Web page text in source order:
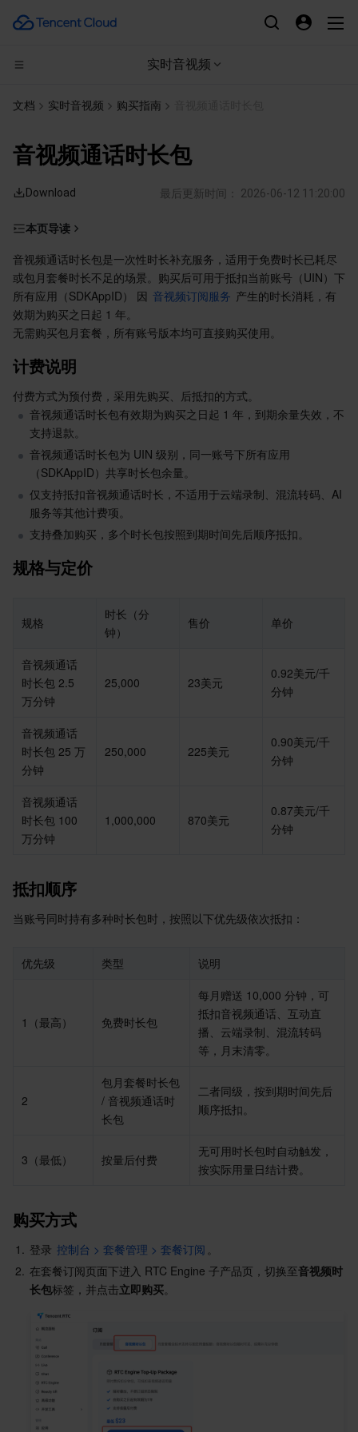
实时音视频
内容分发网络 CDN
DDoS 防护
安全加速 SCDN
多网聚合加速（腾讯云聚通）
云服务器
裸金属云服务器
GPU 云服务器
专用宿主机
弹性伸缩
自动化助手
高性能计算
高性能计算集群
边缘计算机器
容器服务
服务网格
容器镜像服务
云原生分布式云中心
分布式云
本地专用集群
边缘可用区
专属可用区
微服务
弹性微服务
注册配置治理
API 网关
Serverless
云函数
基础存储服务
对象存储
文件存储
云硬盘
云 HDFS
数据加速器 GooseFS
存储数据服务
日志服务
数据万象
智能媒资托管
关系型数据库
云数据库 MySQL
云数据库 MariaDB
云数据库 PostgreSQL
云数据库 SQL Server
关系型数据库TDSQL
TDSQL-C MySQL 版
TDSQL MySQL 版
TDSQL Boundless
NoSQL 数据库
腾讯云分布式缓存数据库（兼容 Redis）
云数据库 MongoDB
游戏数据库 TcaplusDB
云数据库 Tendis
数据库 SaaS 服务
数据传输服务
数据库专家服务
数据库智能管家 DBbrain
网络
私有网络
负载均衡
专线接入
网络流日志
弹性公网 IP
全球应用加速
数据安全
数据安全治理中心
凭据管理系统
业务安全
文本内容安全
风险识别 RCE
渗透测试服务
云安全
云安全中心
私有域解析 Private DNS
腾讯电子签
大数据
Elasticsearch Service
腾讯云数据仓库 TCHouse-C
腾讯云数据仓库 TCHouse-D
腾讯云数据仓库 TCHouse-P
数据开发治理平台 WeData
腾讯云 BI
机器翻译
文字识别
人脸融合
AI 应用产品
智能音乐平台
腾讯云智能体开发平台
知识引擎原子能力
大模型图像创作引擎
大模型视频创作引擎
腾讯混元生3D
物联网
物联网通信
消息队列
消息队列 CKafka 版
消息队列 RocketMQ 版
消息队列 RabbitMQ 版
通信服务
短信
移动推送
实时互动
即时通信 IM
视频服务
文档 实时音视频 购买指南
音视频通话时长包
Download 最后更新时间： 2026-06-12 11:20:00
本页导读
规格与定价
抵扣顺序
购买方式
计费示例
相关文档
音视频通话时长包是一次性时长补充服务，适用于免费时长已耗尽
或包月套餐时长不足的场景。购买后可用于抵扣当前账号（UIN）下
所有应用（SDKAppID） 因 音视频订阅服务 产生的时长消耗，有
效期为购买之日起 1 年。
无需购买包月套餐，所有账号版本均可直接购买使用。
计费说明
付费方式为预付费，采用先购买、后抵扣的方式。
音视频通话时长包有效期为购买之日起 1 年，到期余量失效，不
支持退款。
音视频通话时长包为 UIN 级别，同一账号下所有应用
（SDKAppID）共享时长包余量。
仅支持抵扣音视频通话时长，不适用于云端录制、混流转码、AI
服务等其他计费项。
支持叠加购买，多个时长包按照到期时间先后顺序抵扣。
规格与定价
规格
时长（分
钟）
售价 单价
音视频通话
时长包 2.5
万分钟
25,000 23美元
0.92美元/千
分钟
音视频通话
时长包 25 万
分钟
250,000 225美元
0.90美元/千
分钟
音视频通话
时长包 100
万分钟
1,000,000 870美元
0.87美元/千
分钟
抵扣顺序
当账号同时持有多种时长包时，按照以下优先级依次抵扣：
优先级 类型 说明
1（最高） 免费时长包
每月赠送 10,000 分钟，可
抵扣音视频通话、互动直
播、云端录制、混流转码
等，月末清零。
2
包月套餐时长包
/ 音视频通话时
长包
二者同级，按到期时间先后
顺序抵扣。
3（最低） 按量后付费
无可用时长包时自动触发，
按实际用量日结计费。
购买方式
1. 登录 控制台 > 套餐管理 > 套餐订阅 。
2. 在套餐订阅页面下进入 RTC Engine 子产品页，切换至音视频时
长包标签，并点击立即购买。